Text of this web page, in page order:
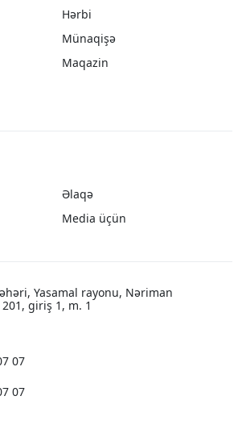
Hərbi
Münaqişə
Maqazin
Əlaqə
Media üçün
Yasamal rayonu, Nəriman
giriş 1, m. 1
07
07